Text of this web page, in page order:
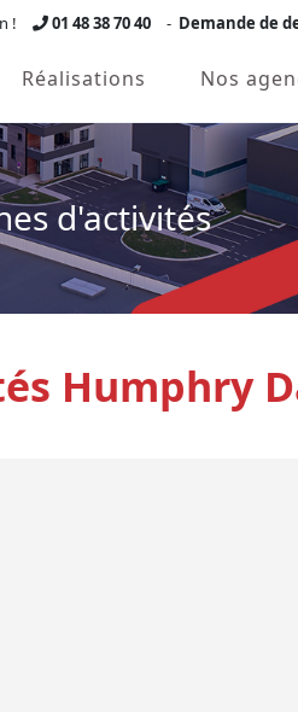
! 01 48 38 70 40 - Demande de
Réalisations Nos
d'activités
Humphry